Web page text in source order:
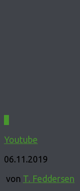
Youtube
06.11.2019
von T. Feddersen